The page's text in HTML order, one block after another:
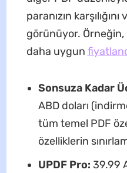
paranızın
görünüyor. Örneğin,
daha uygun fiyatlan
Sonsuza Kadar
ABD doları
tüm temel PDF
özelliklerin
UPDF Pro: 39.99